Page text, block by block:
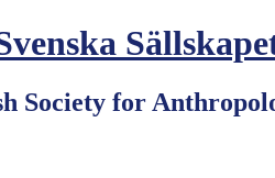
Society for